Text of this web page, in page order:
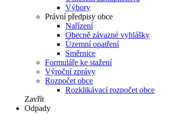
Výbory
Právní předpisy obce
Nařízení
Obecně závazné vyhlášky
Územní opatření
Směrnice
Formuláře ke stažení
Výroční zprávy
Rozpočet obce
Rozklikávací rozpočet obce
Zavřít
Odpady